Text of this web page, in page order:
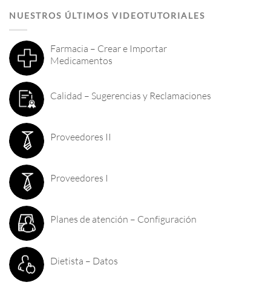
NUESTROS ÚLTIMOS VIDEOTUTORIALES
Farmacia – Crear e Importar
Medicamentos
Calidad – Sugerencias y Reclamaciones
Proveedores II
Proveedores I
Planes de atención – Configuración
Dietista – Datos